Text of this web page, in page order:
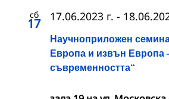
сб
17
Научноприложен
Европа и извън Европа
съвременността“
17.06.2023 г. -